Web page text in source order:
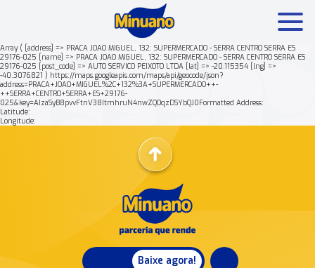
Array ( [address] => PRACA JOAO MIGUEL, 132: SUPERMERCADO - SERRA CENTRO SERRA ES
29176-025 [name] => PRACA JOAO MIGUEL, 132: SUPERMERCADO - SERRA CENTRO SERRA ES
29176-025 [post_code] => AUTO SERVICO PEIXOTO LTDA [lat] => -20.115354 [lng] =>
-40.3076821 ) https://maps.googleapis.com/maps/api/geocode/json?
address=PRACA+JOAO+MIGUEL%2C+132%3A+SUPERMERCADO++-
++SERRA+CENTRO+SERRA+ES+29176-
025&key=AIzaSyB8pvvFtnV38ItmhruN4nwZQOqzDSYbQJ0Formatted Address:
Latitude:
Longitude:
Baixe agora!
Mais buscados: Produtos Minuano Rende +
Nossa história